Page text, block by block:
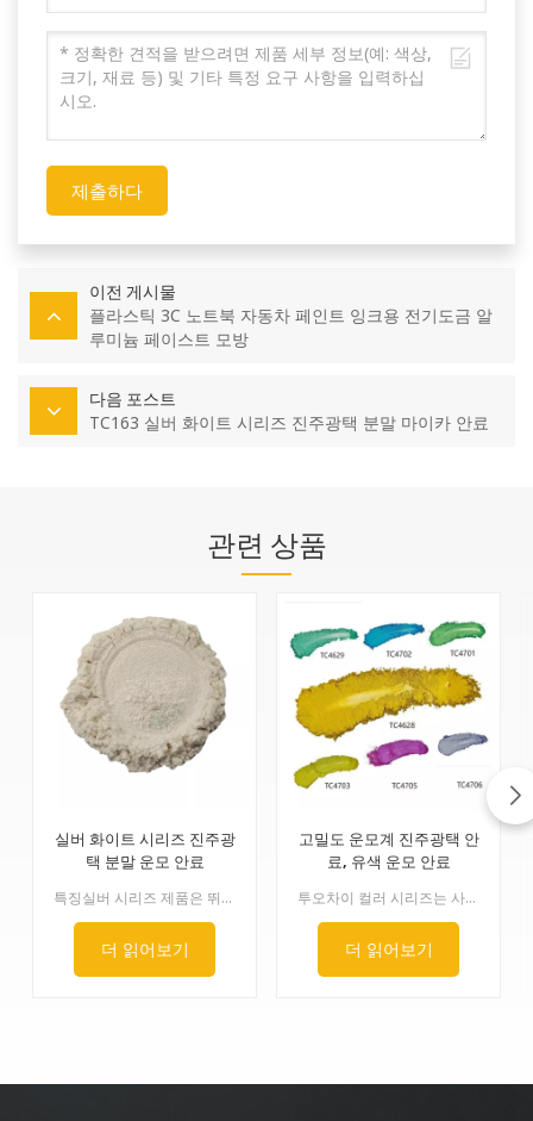
제출하다
이전 게시물
플라스틱 3C 노트북 자동차 페인트 잉크용 전기도금 알
루미늄 페이스트 모방
다음 포스트
TC163 실버 화이트 시리즈 진주광택 분말 마이카 안료
관련 상품
실버 화이트 시리즈 진주광
택 분말 운모 안료
특징실버 시리즈 제품은 뛰어난 백색도와 뚜렷한 진주광택이 특징입니다. 이산화티타늄의 결정 형태에 따라 루틸형과 아나타제형으로 나뉘는데, 루틸형 제품은 내후성이 더욱 뛰어납니다. 이 진주안료 시리즈는 다양한 입자 크기로 제공되며, 미세 입자는 부드럽고 매끄러운 효과를, 굵은 입자는 강렬한 반짝임을 연출합니다.
더 읽어보기
고밀도 운모계 진주광택 안
료, 유색 운모 안료
투오차이 컬러 시리즈는 사용자가 원하는 거의 모든 색상을 충족할 수 있도록 다양한 색상으로 제공됩니다. 흡수성 유기 안료의 색상이 광택 금속 시리즈 효과 안료와 동일할 경우, 반사된 색상이 측면에서 보이는 색상과 유사하여 색상이 더욱 밝고 순도가 높습니다. 색조가 다를 경우, 반사된 색상이 측면에서 보이는 색상과 달라져 색상 변화가 나타납니다.
더 읽어보기